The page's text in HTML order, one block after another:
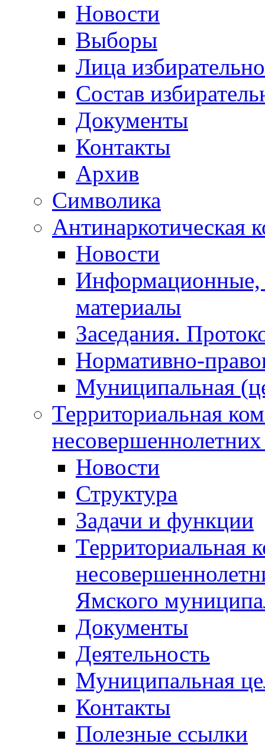
Новости
Выборы
Лица
Состав
Документы
Контакты
Архив
Символика
Антинаркотическая
Новости
Информационные,
материалы
Заседания.
Нормативно-
Муниципальная
Территориальная
Новости
Структура
Задачи и функции
Территориальная
Ямского
Документы
Деятельность
Муниципальная
Контакты
Полезные ссылки